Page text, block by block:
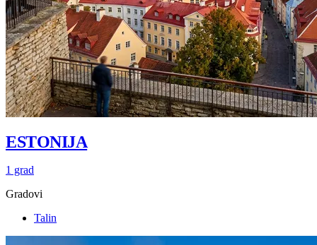
ESTONIJA
1 grad
Gradovi
Talin